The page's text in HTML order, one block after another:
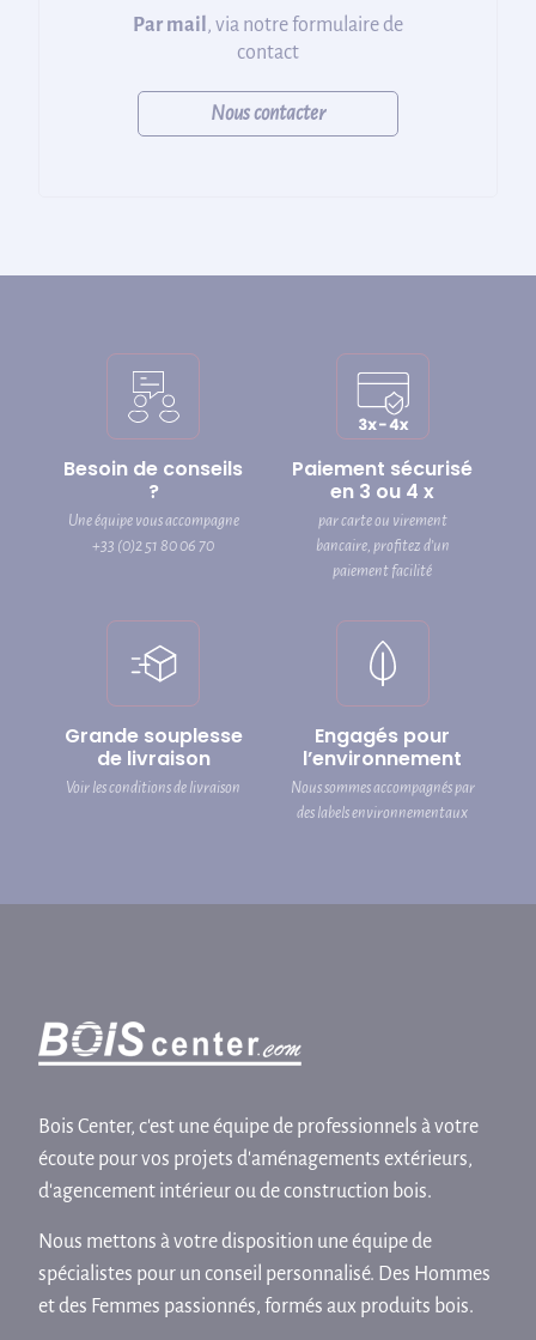
Par mail , via notre formulaire de
contact
Nous contacter
Besoin de conseils
?
Une équipe vous accompagne
+33 (0)2 51 80 06 70
Paiement sécurisé
en 3 ou 4 x
par carte ou virement
bancaire, profitez d’un
paiement facilité
Grande souplesse
de livraison
Voir les conditions de livraison
Engagés pour
l’environnement
Nous sommes accompagnés par
des labels environnementaux
Bois Center, c'est une équipe de professionnels à votre
écoute pour vos projets d'aménagements extérieurs,
d'agencement intérieur ou de construction bois.
Nous mettons à votre disposition une équipe de
spécialistes pour un conseil personnalisé. Des Hommes
et des Femmes passionnés, formés aux produits bois.